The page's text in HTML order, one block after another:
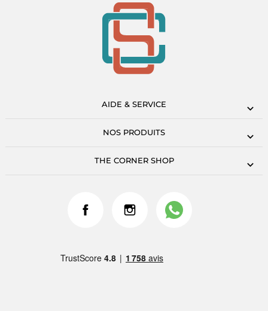
AIDE & SERVICE
NOS PRODUITS
THE CORNER SHOP